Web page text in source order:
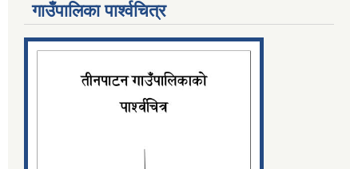
गाउँपालिका पार्श्‍वचित्र